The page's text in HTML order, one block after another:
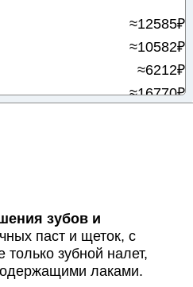
≈12585₽
≈10582₽
≈6212₽
≈16770₽
≈7189₽
≈28432₽
зубов и
паст и щеток, с
только зубной налет,
лаками.